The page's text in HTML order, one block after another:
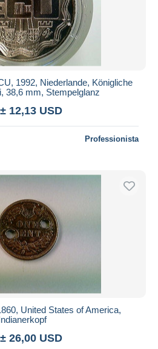
1992, Niederlande, Königliche
38,6 mm, Stempelglanz
± 12,13 USD
Professionista
United States of America,
± 26,00 USD